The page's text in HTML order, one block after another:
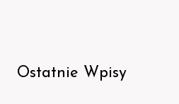
Ostatnie Wpisy